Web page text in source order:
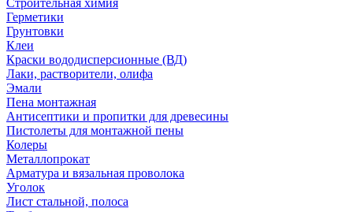
Строительная химия
Герметики
Грунтовки
Клеи
Краски вододисперсионные (ВД)
Лаки, растворители, олифа
Эмали
Пена монтажная
Антисептики и пропитки для древесины
Пистолеты для монтажной пены
Колеры
Металлопрокат
Арматура и вязальная проволока
Уголок
Лист стальной, полоса